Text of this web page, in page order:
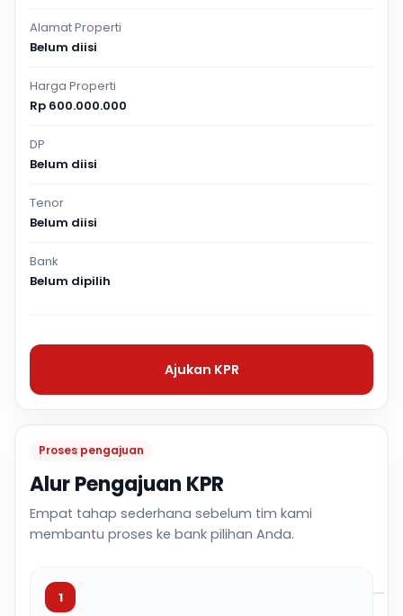
Proses pengajuan
Alur Pengajuan KPR
Empat tahap sederhana sebelum tim kami
membantu proses ke bank pilihan Anda.
1
Alamat Properti
Belum diisi
Harga Properti
Rp 600.000.000
DP
Belum diisi
Tenor
Belum diisi
Bank
Belum dipilih
Ajukan KPR